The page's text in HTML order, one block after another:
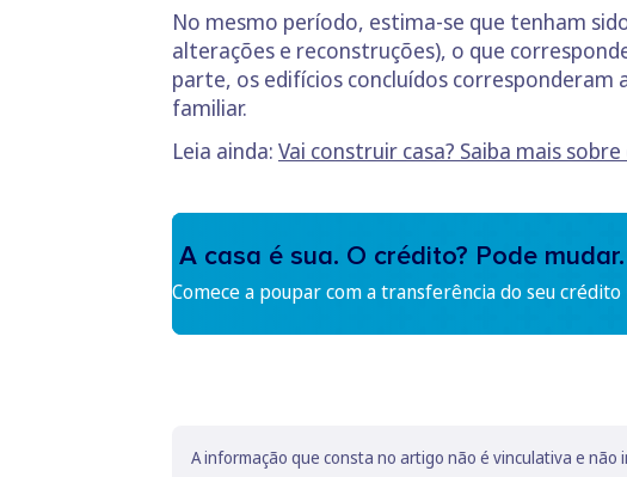
No mesmo período, estima-se que tenham
alterações e reconstruções), o que
parte, os edifícios concluídos corresponderam
familiar.
Leia ainda: Vai construir casa? Saiba mais
A casa é sua. O crédito? Pode mudar.
Comece a poupar com a transferência do seu crédito
A informação que consta no artigo não é vinculativa e